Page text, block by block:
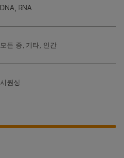
DNA, RNA
모든 종, 기타, 인간
시퀀싱